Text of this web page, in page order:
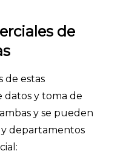
de
de estas
datos y toma de
y se pueden
departamentos